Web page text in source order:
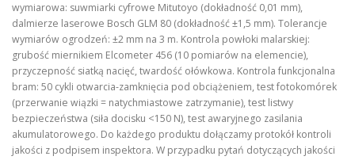
wymiarowa: suwmiarki cyfrowe Mitutoyo (dokładność 0,01 mm),
dalmierze laserowe Bosch GLM 80 (dokładność ±1,5 mm). Tolerancje
wymiarów ogrodzeń: ±2 mm na 3 m. Kontrola powłoki malarskiej:
grubość miernikiem Elcometer 456 (10 pomiarów na elemencie),
przyczepność siatką nacięć, twardość ołówkowa. Kontrola funkcjonalna
bram: 50 cykli otwarcia-zamknięcia pod obciążeniem, test fotokomórek
(przerwanie wiązki = natychmiastowe zatrzymanie), test listwy
bezpieczeństwa (siła docisku <150 N), test awaryjnego zasilania
akumulatorowego. Do każdego produktu dołączamy protokół kontroli
jakości z podpisem inspektora. W przypadku pytań dotyczących jakości